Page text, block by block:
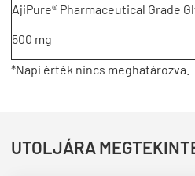
AjiPure® Pharmaceutical Grade
500 mg
*Napi érték nincs meghatározva.
UTOLJÁRA